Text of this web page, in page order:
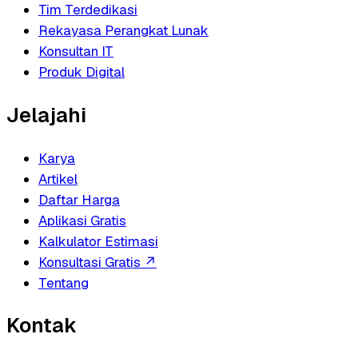
Tim Terdedikasi
Rekayasa Perangkat Lunak
Konsultan IT
Produk Digital
Jelajahi
Karya
Artikel
Daftar Harga
Aplikasi Gratis
Kalkulator Estimasi
Konsultasi Gratis ↗
Tentang
Kontak